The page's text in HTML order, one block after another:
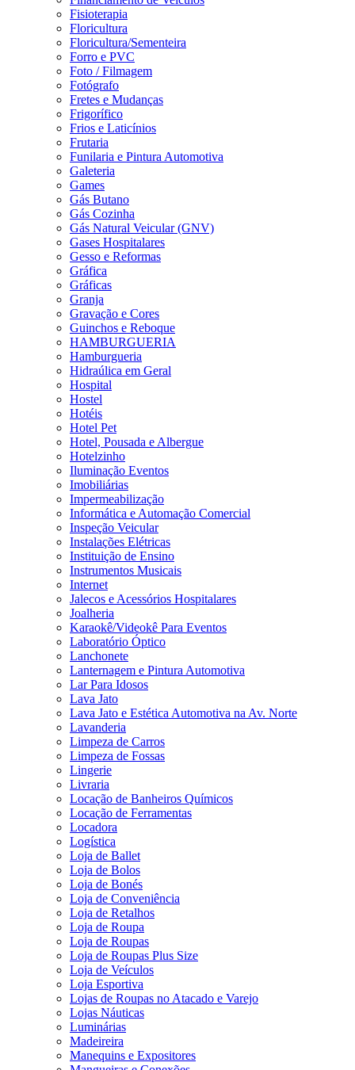
Fisioterapia
Floricultura
Floricultura/Sementeira
Forro e PVC
Foto / Filmagem
Fotógrafo
Fretes e Mudanças
Frigorífico
Frios e Laticínios
Frutaria
Funilaria e Pintura Automotiva
Galeteria
Games
Gás Butano
Gás Cozinha
Gás Natural Veicular (GNV)
Gases Hospitalares
Gesso e Reformas
Gráfica
Gráficas
Granja
Gravação e Cores
Guinchos e Reboque
HAMBURGUERIA
Hamburgueria
Hidraúlica em Geral
Hospital
Hostel
Hotéis
Hotel Pet
Hotel, Pousada e Albergue
Hotelzinho
Iluminação Eventos
Imobiliárias
Impermeabilização
Informática e Automação Comercial
Inspeção Veicular
Instalações Elétricas
Instituição de Ensino
Instrumentos Musicais
Internet
Jalecos e Acessórios Hospitalares
Joalheria
Karaokê/Videokê Para Eventos
Laboratório Óptico
Lanchonete
Lanternagem e Pintura Automotiva
Lar Para Idosos
Lava Jato
Lava Jato e Estética Automotiva na Av. Norte
Lavanderia
Limpeza de Carros
Limpeza de Fossas
Lingerie
Livraria
Locação de Banheiros Químicos
Locação de Ferramentas
Locadora
Logística
Loja de Ballet
Loja de Bolos
Loja de Bonés
Loja de Conveniência
Loja de Retalhos
Loja de Roupa
Loja de Roupas
Loja de Roupas Plus Size
Loja de Veículos
Loja Esportiva
Lojas de Roupas no Atacado e Varejo
Lojas Náuticas
Luminárias
Madeireira
Manequins e Expositores